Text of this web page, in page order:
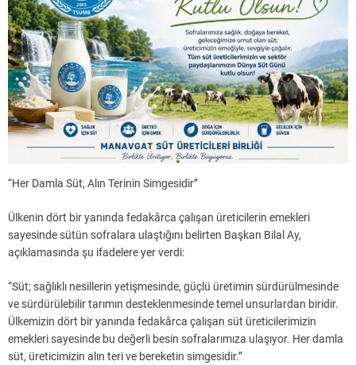
“Her Damla Süt, Alın Terinin Simgesidir”
Ülkenin dört bir yanında fedakârca çalışan üreticilerin emekleri
sayesinde sütün sofralara ulaştığını belirten Başkan Bilal Ay,
açıklamasında şu ifadelere yer verdi:
“Süt; sağlıklı nesillerin yetişmesinde, güçlü üretimin sürdürülmesinde
ve sürdürülebilir tarımın desteklenmesinde temel unsurlardan biridir.
Ülkemizin dört bir yanında fedakârca çalışan süt üreticilerimizin
emekleri sayesinde bu değerli besin sofralarımıza ulaşıyor. Her damla
süt, üreticimizin alın teri ve bereketin simgesidir.”